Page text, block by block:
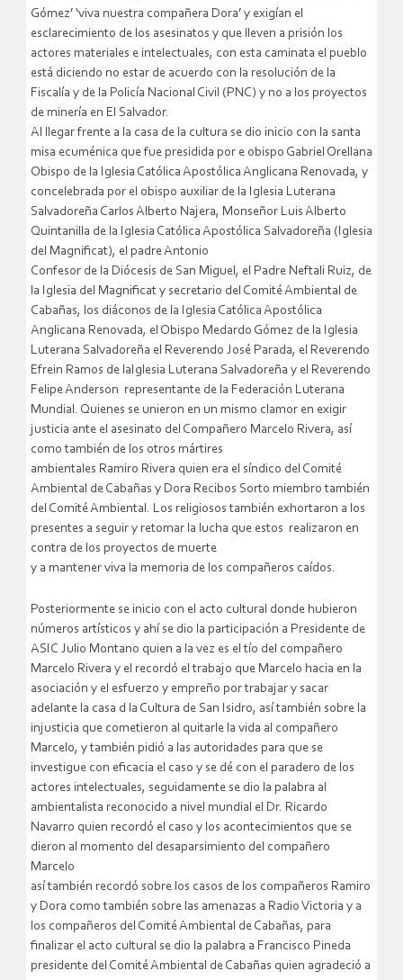
Gómez’ ‘viva nuestra compañera Dora’ y exigían el
esclarecimiento de los asesinatos y que lleven a prisión los
actores materiales e intelectuales, con esta caminata el pueblo
está diciendo no estar de acuerdo con la resolución de la
Fiscalía y de la Policía Nacional Civil (PNC) y no a los proyectos
de minería en El Salvador.
Al llegar frente a la casa de la cultura se dio inicio con la santa
misa ecuménica que fue presidida por e obispo Gabriel Orellana
Obispo de la Iglesia Católica Apostólica Anglicana Renovada, y
concelebrada por el obispo auxiliar de la Iglesia Luterana
Salvadoreña Carlos Alberto Najera, Monseñor Luis Alberto
Quintanilla de la Iglesia Católica Apostólica Salvadoreña (Iglesia
del Magnificat), el padre Antonio
Confesor de la Diócesis de San Miguel, el Padre Neftali Ruiz, de
la Iglesia del Magnificat y secretario del Comité Ambiental de
Cabañas, los diáconos de la Iglesia Católica Apostólica
Anglicana Renovada, el Obispo Medardo Gómez de la Iglesia
Luterana Salvadoreña el Reverendo José Parada, el Reverendo
Efrein Ramos de laIglesia Luterana Salvadoreña y el Reverendo
Felipe Anderson representante de la Federación Luterana
Mundial. Quienes se unieron en un mismo clamor en exigir
justicia ante el asesinato del Compañero Marcelo Rivera, así
como también de los otros mártires
ambientales Ramiro Rivera quien era el síndico del Comité
Ambiental de Cabañas y Dora Recibos Sorto miembro también
del Comité Ambiental. Los religiosos también exhortaron a los
presentes a seguir y retomar la lucha que estos realizaron en
contra de los proyectos de muerte
y a mantener viva la memoria de los compañeros caídos.
Posteriormente se inicio con el acto cultural donde hubieron
números artísticos y ahí se dio la participación a Presidente de
ASIC Julio Montano quien a la vez es el tío del compañero
Marcelo Rivera y el recordó el trabajo que Marcelo hacia en la
asociación y el esfuerzo y empreño por trabajar y sacar
adelante la casa d la Cultura de San Isidro, así también sobre la
injusticia que cometieron al quitarle la vida al compañero
Marcelo, y también pidió a las autoridades para que se
investigue con eficacia el caso y se dé con el paradero de los
actores intelectuales, seguidamente se dio la palabra al
ambientalista reconocido a nivel mundial el Dr. Ricardo
Navarro quien recordó el caso y los acontecimientos que se
dieron al momento del desaparsimiento del compañero
Marcelo
así también recordó sobre los casos de los compañeros Ramiro
y Dora como también sobre las amenazas a Radio Victoria y a
los compañeros del Comité Ambiental de Cabañas, para
finalizar el acto cultural se dio la palabra a Francisco Pineda
presidente del Comité Ambiental de Cabañas quien agradeció a